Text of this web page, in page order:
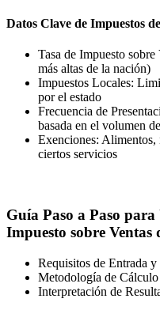
Datos Clave de Impuestos
Tasa de Impuesto
más altas de la nación)
Impuestos Locales:
por el estado
Frecuencia de
basada en el volumen
Exenciones: Alimentos,
ciertos servicios
Guía Paso a Paso
Impuesto sobre Ventas
Requisitos de Entrada y
Metodología de Cálculo
Interpretación de